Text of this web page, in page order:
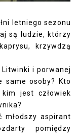
letniego sezonu
są ludzie, którzy
krzywdzą
i porwanej
same osoby? Kto
jest człowiek
młodszy aspirant
pomiędzy